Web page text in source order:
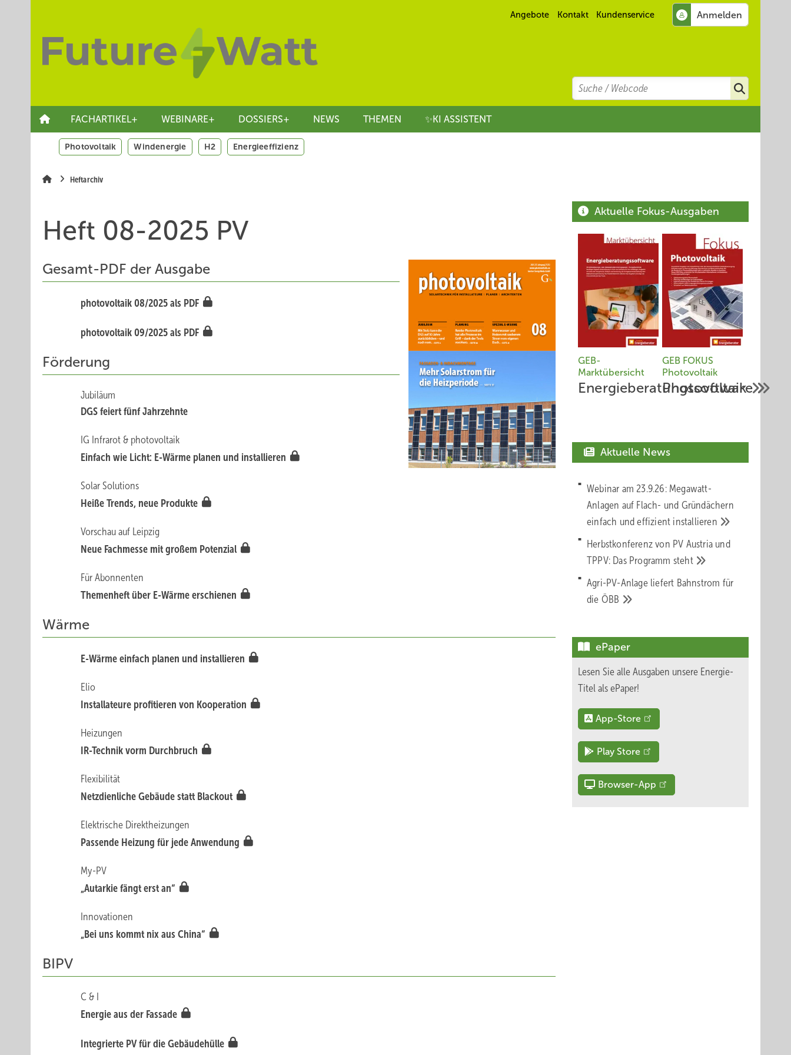
Angebote Kontakt Kundenservice
Search
Suchen
FACHARTIKEL+ WEBINARE+ DOSSIERS+ NEWS THEMEN ✨KI ASSISTENT
Photovoltaik Windenergie H2 Energieeffizienz
Heftarchiv
Heft 08-2025 PV
Gesamt-PDF der Ausgabe
photovoltaik 08/2025 als PDF
photovoltaik 09/2025 als PDF
Förderung
Jubiläum
DGS fe ie rt fünf Jahrzehnte
IG Infrarot & photovoltaik
Einfach wie Lic ht: E-Wärme planen und installieren
Solar Solutions
Heiß e Trends, neue Produkte
Vorschau auf Leipzig
Neue Fach messe mit großem Potenzial
Für Abonnenten
Themenheft üb er E-Wärme erschienen
Wärme
E-W ärme einfach planen und installieren
Elio
Inst allateure profitieren von Kooperation
Heizungen
IR-Technik vo rm D urchbruch
Flexibilität
Netzdienli che Gebäude statt Blackout
Elektrische Direktheizungen
Passende H eizung für jede Anwendung
My-PV
„Autarkie fä ngt erst an“
Innovationen
„Bei uns kom mt nix aus China“
BIPV
C & I
Energie aus der Fassade
Integrierte PV für die Gebäudehülle
Aktuelle Fokus-Ausgaben
GEB-
Marktübersicht
Energieberatungssoftware
GEB FOKUS
Photovoltaik
Photovoltaik
Aktuelle News
Webinar am 23.9.26: Megawatt-
Anlagen auf Flach- und Gründächern
einfach und effizient installieren
Herbstkonferenz von PV Austria und
TPPV: Das Programm steht
Agri-PV-Anlage liefert Bahnstrom für
die ÖBB
ePaper
Lesen Sie alle Ausgaben unsere Energie-
Titel als ePaper!
App-Store
Play Store
Browser-App